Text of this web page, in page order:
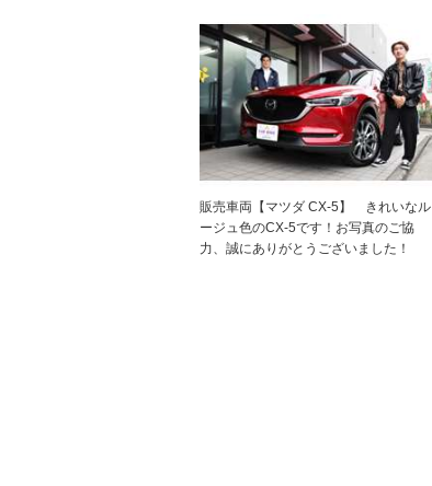
販売車両【マツダ CX-5】 きれいなル
ージュ色のCX-5です！お写真のご協
力、誠にありがとうございました！